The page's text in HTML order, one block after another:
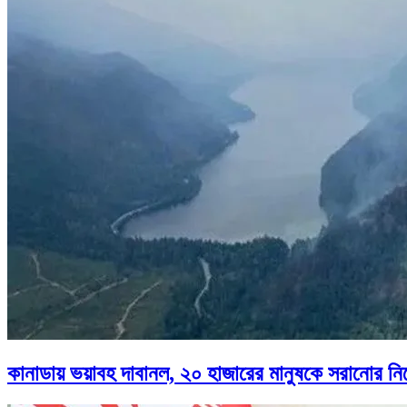
কানাডায় ভয়াবহ দাবানল, ২০ হাজারের মানুষকে সরানোর